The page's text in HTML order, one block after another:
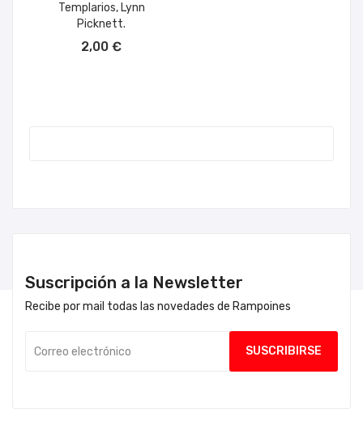
Templarios, Lynn
Picknett.
2,00 €
Suscripción a la Newsletter
Recibe por mail todas las novedades de Rampoines